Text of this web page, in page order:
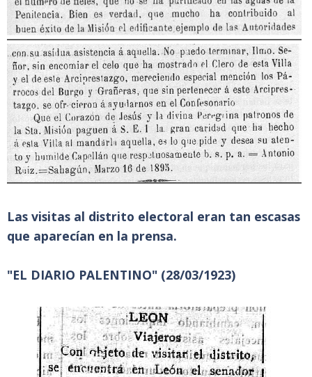
Las visitas al distrito electoral eran tan escasas
que aparecían en la prensa.
"EL DIARIO PALENTINO" (28/03/1923)